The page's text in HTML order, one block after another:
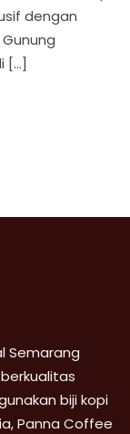
dengan
[…]
Semarang
biji kopi
Panna Coffee